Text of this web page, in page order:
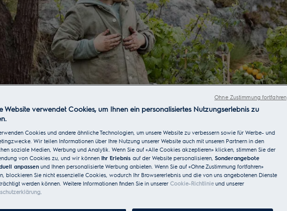
Website verwendet Cookies, um Ihnen ein personalisiertes Nutzungserlebnis zu
Cookies und andere ähnliche Technologien, um unsere Website zu verbessern sowie für Werbe- und
Wir teilen Informationen über Ihre Nutzung unserer Website auch mit unseren Partnern in den
soziale Medien, Werbung und Analytik. Wenn Sie auf «Alle Cookies akzeptieren» klicken, stimmen Sie der
von Cookies zu, und wir können Ihr Erlebnis auf der Website personalisieren, Sonderangebote
anpassenund Ihnen personalisierte Werbung anbieten. Wenn Sie auf «Ohne Zustimmung fortfahren»
blockieren Sie nicht essenzielle Cookies, wodurch Ihr Browsererlebnis und die von uns angebotenen Dienste
werden können. Weitere Informationen finden Sie in unserer Cookie-Richtlinieund unserer
.
Ohne Zustimmung fortfahren